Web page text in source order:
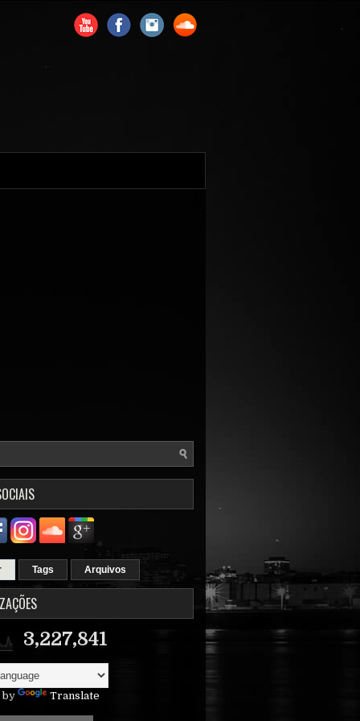
Tags Arquivos
3,227,841
by Translate